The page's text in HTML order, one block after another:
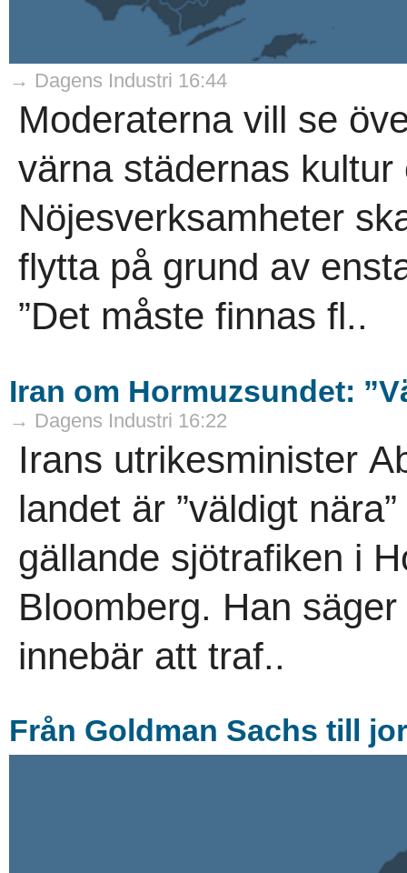
→ Dagens Industri 16:44
Moderaterna vill se
värna städernas kultur
Nöjesverksamheter
flytta på grund av
”Det måste finnas fl..
Iran om Hormuzsundet:
→ Dagens Industri 16:22
Irans utrikesminister
landet är ”väldigt
gällande sjötrafiken i
Bloomberg. Han
innebär att traf..
Från Goldman Sachs till